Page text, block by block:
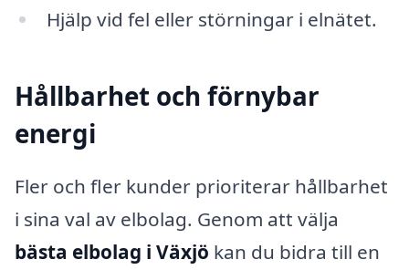
Hjälp vid fel eller störningar i elnätet.
Hållbarhet och förnybar
energi
Fler och fler kunder prioriterar hållbarhet
i sina val av elbolag. Genom att välja
bästa elbolag i Växjö kan du bidra till en